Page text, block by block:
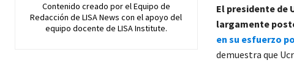
Contenido creado por el Equipo de
Redacción de LISA News con el apoyo del
equipo docente de LISA Institute.
El presidente de
largamente
en su esfuerzo
demuestra que